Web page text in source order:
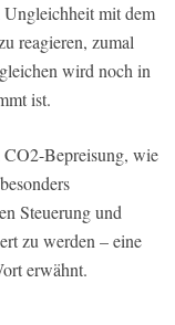
mit dem
reagieren, zumal
wird noch in
ist.
Bepreisung, wie
Steuerung und
zu werden – eine
erwähnt.